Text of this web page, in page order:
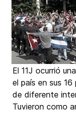
El 11J ocurrió
el país en sus
de diferente
Tuvieron como